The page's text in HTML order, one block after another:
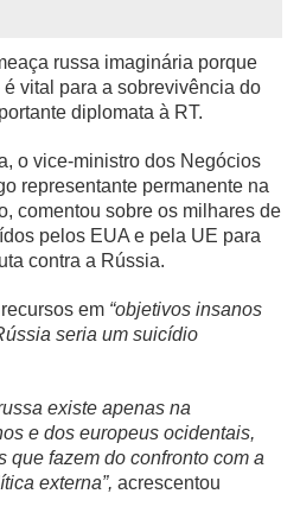
russa imaginária porque
vital para a sobrevivência do
diplomata à RT.
o vice-ministro dos Negócios
representante permanente na
comentou sobre os milhares de
pelos EUA e pela UE para
contra a Rússia.
em “objetivos insanos
seria um suicídio
existe apenas na
e dos europeus ocidentais,
que fazem do confronto com a
externa”, acrescentou